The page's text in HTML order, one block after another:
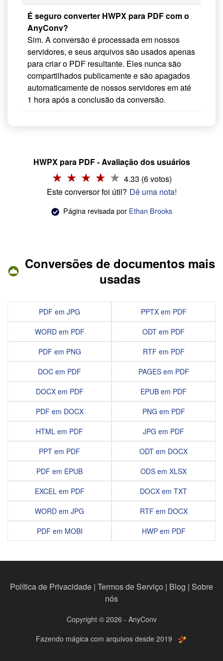
É seguro converter HWPX para PDF com o
AnyConv?
Sim. A conversão é processada em nossos
servidores, e seus arquivos são usados apenas
para criar o PDF resultante. Eles nunca são
compartilhados publicamente e são apagados
automaticamente de nossos servidores em até
1 hora após a conclusão da conversão.
HWPX para PDF - Avaliação dos usuários
4.33 (6 votos)
Este conversor foi útil? Dê uma nota!
Página revisada por Ethan Brooks
Conversões de documentos mais
usadas
PDF em JPG
WORD em PDF
PDF em PNG
DOC em PDF
DOCX em PDF
PDF em DOCX
HTML em PDF
PPT em PDF
PDF em EPUB
EXCEL em PDF
WORD em JPG
PDF em MOBI
PPTX em PDF
ODT em PDF
RTF em PDF
PAGES em PDF
EPUB em PDF
PNG em PDF
JPG em PDF
ODT em DOCX
ODS em XLSX
DOCX em TXT
RTF em DOCX
HWP em PDF
Política de Privacidade | Termos de Serviço | Blog | Sobre
nós
Copyright © 2026 - AnyConv
Fazendo mágica com arquivos desde 2019